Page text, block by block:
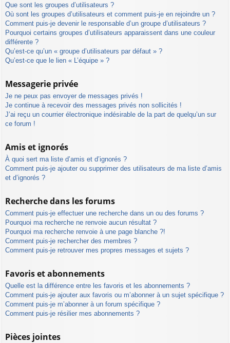
Que sont les groupes d’utilisateurs ?
Où sont les groupes d’utilisateurs et comment puis-je en rejoindre un ?
Comment puis-je devenir le responsable d’un groupe d’utilisateurs ?
Pourquoi certains groupes d’utilisateurs apparaissent dans une couleur
différente ?
Qu’est-ce qu’un « groupe d’utilisateurs par défaut » ?
Qu’est-ce que le lien « L’équipe » ?
Messagerie privée
Je ne peux pas envoyer de messages privés !
Je continue à recevoir des messages privés non sollicités !
J’ai reçu un courrier électronique indésirable de la part de quelqu’un sur
ce forum !
Amis et ignorés
À quoi sert ma liste d’amis et d’ignorés ?
Comment puis-je ajouter ou supprimer des utilisateurs de ma liste d’amis
et d’ignorés ?
Recherche dans les forums
Comment puis-je effectuer une recherche dans un ou des forums ?
Pourquoi ma recherche ne renvoie aucun résultat ?
Pourquoi ma recherche renvoie à une page blanche ?!
Comment puis-je rechercher des membres ?
Comment puis-je retrouver mes propres messages et sujets ?
Favoris et abonnements
Quelle est la différence entre les favoris et les abonnements ?
Comment puis-je ajouter aux favoris ou m’abonner à un sujet spécifique ?
Comment puis-je m’abonner à un forum spécifique ?
Comment puis-je résilier mes abonnements ?
Pièces jointes